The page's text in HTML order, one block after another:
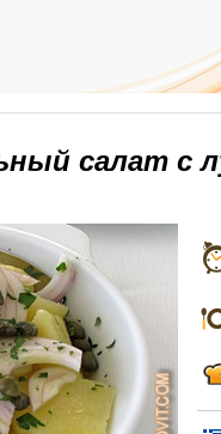
салат с